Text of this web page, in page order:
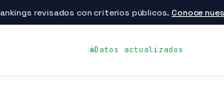
revisados con criterios públicos.Conoce
Datos actualizados